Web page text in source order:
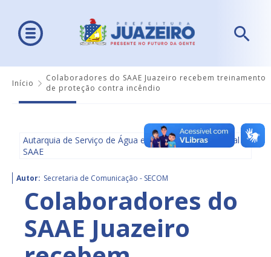
Início
Colaboradores do SAAE Juazeiro recebem treinamento
de proteção contra incêndio
Autarquia de Serviço de Água e Saneamento Ambiental -
SAAE
Autor: Secretaria de Comunicação - SECOM
Colaboradores do
SAAE Juazeiro